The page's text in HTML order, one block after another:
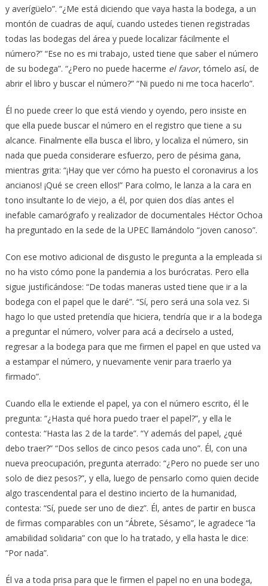
y averígüelo”. “¿Me está diciendo que vaya hasta la bodega, a un
montón de cuadras de aquí, cuando ustedes tienen registradas
todas las bodegas del área y puede localizar fácilmente el
número?” “Ese no es mi trabajo, usted tiene que saber el número
de su bodega”. “¿Pero no puede hacerme el favor, tómelo así, de
abrir el libro y buscar el número?” “Ni puedo ni me toca hacerlo”.
Él no puede creer lo que está viendo y oyendo, pero insiste en
que ella puede buscar el número en el registro que tiene a su
alcance. Finalmente ella busca el libro, y localiza el número, sin
nada que pueda considerare esfuerzo, pero de pésima gana,
mientras grita: “¡Hay que ver cómo ha puesto el coronavirus a los
ancianos! ¡Qué se creen ellos!” Para colmo, le lanza a la cara en
tono insultante lo de viejo, a él, por quien dos días antes el
inefable camarógrafo y realizador de documentales Héctor Ochoa
ha preguntado en la sede de la UPEC llamándolo “joven canoso”.
Con ese motivo adicional de disgusto le pregunta a la empleada si
no ha visto cómo pone la pandemia a los burócratas. Pero ella
sigue justificándose: “De todas maneras usted tiene que ir a la
bodega con el papel que le daré”. “Sí, pero será una sola vez. Si
hago lo que usted pretendía que hiciera, tendría que ir a la bodega
a preguntar el número, volver para acá a decírselo a usted,
regresar a la bodega para que me firmen el papel en que usted va
a estampar el número, y nuevamente venir para traerlo ya
firmado”.
Cuando ella le extiende el papel, ya con el número escrito, él le
pregunta: “¿Hasta qué hora puedo traer el papel?”, y ella le
contesta: “Hasta las 2 de la tarde”. “Y además del papel, ¿qué
debo traer?” “Dos sellos de cinco pesos cada uno”. Él, con una
nueva preocupación, pregunta aterrado: “¿Pero no puede ser uno
solo de diez pesos?”, y ella, luego de pensarlo como quien decide
algo trascendental para el destino incierto de la humanidad,
contesta: “Sí, puede ser uno de diez”. Él, antes de partir en busca
de firmas comparables con un “Ábrete, Sésamo”, le agradece “la
amabilidad solidaria” con que lo ha tratado, y ella hasta le dice:
“Por nada”.
Él va a toda prisa para que le firmen el papel no en una bodega,